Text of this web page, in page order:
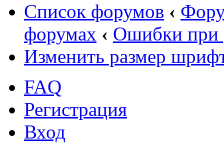
Список форумов ‹
форумах ‹ Ошибки при
Изменить размер
FAQ
Регистрация
Вход